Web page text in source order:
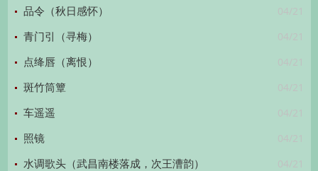
04/21
品令（秋日感怀）
04/21
青门引（寻梅）
04/21
点绛唇（离恨）
04/21
斑竹筒簟
04/21
车遥遥
04/21
照镜
04/21
水调歌头（武昌南楼落成，次王漕韵）